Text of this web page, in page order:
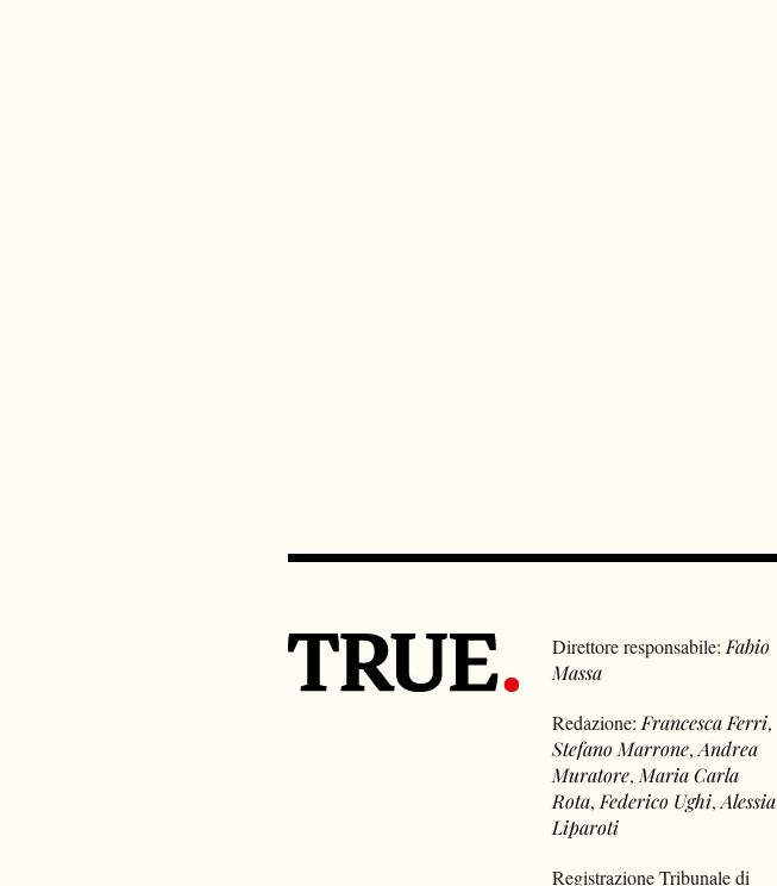
Direttore responsabile:Fabio
Massa
Redazione:Francesca Ferri,
Stefano Marrone,Andrea
Muratore,Maria Carla
Rota,Federico Ughi,Alessia
Liparoti
Registrazione Tribunale di